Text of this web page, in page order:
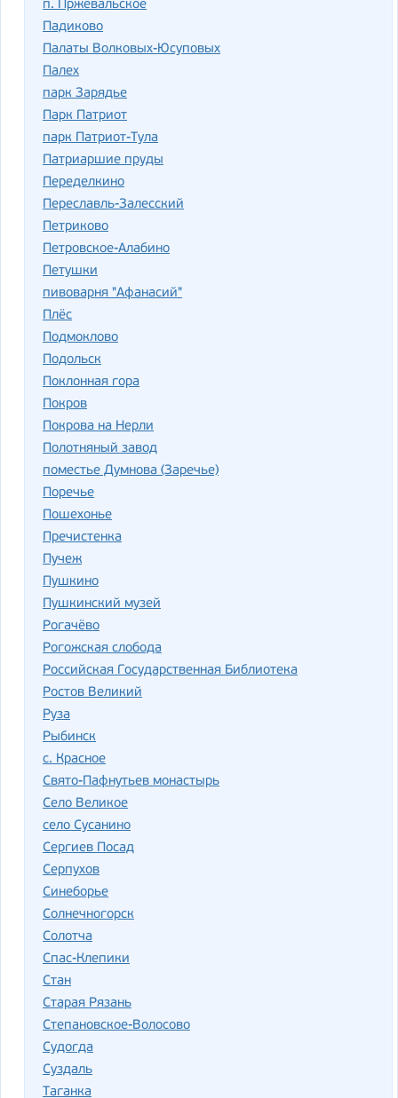
п. Пржевальское
Падиково
Палаты Волковых-Юсуповых
Палех
парк Зарядье
Парк Патриот
парк Патриот-Тула
Патриаршие пруды
Переделкино
Переславль-Залесский
Петриково
Петровское-Алабино
Петушки
пивоварня "Афанасий"
Плёс
Подмоклово
Подольск
Поклонная гора
Покров
Покрова на Нерли
Полотняный завод
поместье Думнова (Заречье)
Поречье
Пошехонье
Пречистенка
Пучеж
Пушкино
Пушкинский музей
Рогачёво
Рогожская слобода
Российская Государственная Библиотека
Ростов Великий
Руза
Рыбинск
с. Красное
Свято-Пафнутьев монастырь
Село Великое
село Сусанино
Сергиев Посад
Серпухов
Синеборье
Солнечногорск
Солотча
Спас-Клепики
Стан
Старая Рязань
Степановское-Волосово
Судогда
Суздаль
Таганка